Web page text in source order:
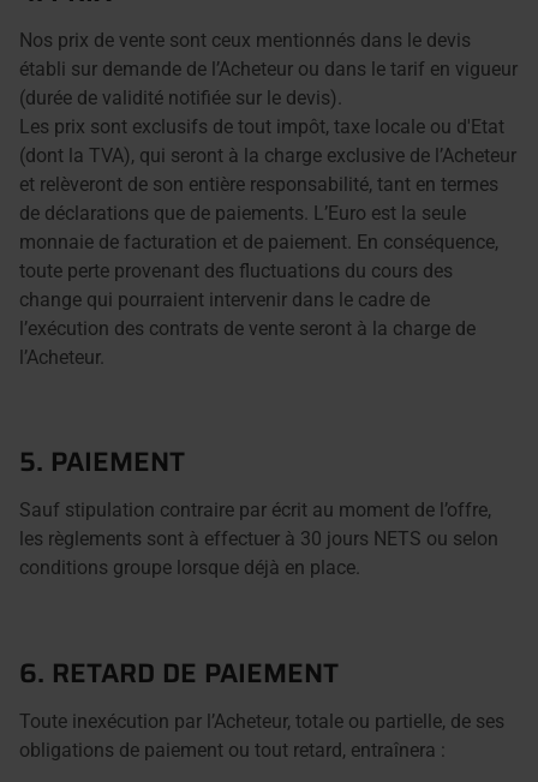
Nos prix de vente sont ceux mentionnés dans le devis
établi sur demande de l’Acheteur ou dans le tarif en vigueur
(durée de validité notifiée sur le devis).
Les prix sont exclusifs de tout impôt, taxe locale ou d'Etat
(dont la TVA), qui seront à la charge exclusive de l’Acheteur
et relèveront de son entière responsabilité, tant en termes
de déclarations que de paiements. L’Euro est la seule
monnaie de facturation et de paiement. En conséquence,
toute perte provenant des fluctuations du cours des
change qui pourraient intervenir dans le cadre de
l’exécution des contrats de vente seront à la charge de
l’Acheteur.
5. PAIEMENT
Sauf stipulation contraire par écrit au moment de l’offre,
les règlements sont à effectuer à 30 jours NETS ou selon
conditions groupe lorsque déjà en place.
6. RETARD DE PAIEMENT
Toute inexécution par l’Acheteur, totale ou partielle, de ses
obligations de paiement ou tout retard, entraînera :